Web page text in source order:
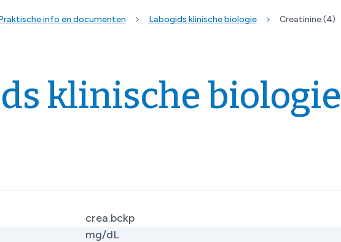
info en documenten Labogids klinische biologie Creatinine (4)
klinische biologie
crea.bckp
mg/dL